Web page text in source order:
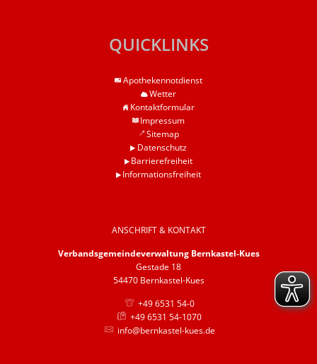
QUICKLINKS
Apothekennotdienst
Wetter
Kontaktformular
Impressum
Sitemap
Datenschutz
Barrierefreiheit
Informationsfreiheit
ANSCHRIFT & KONTAKT
Verbandsgemeindeverwaltung Bernkastel-Kues
Gestade 18
54470 Bernkastel-Kues
+49 6531 54-0
+49 6531 54-1070
info@bernkastel-kues.de